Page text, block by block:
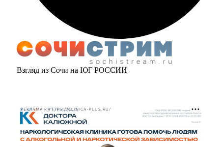
Взгляд из Сочи на ЮГ РОССИИ
РЕКЛАМА • HTTPS://CLINICA-PLUS.RU/